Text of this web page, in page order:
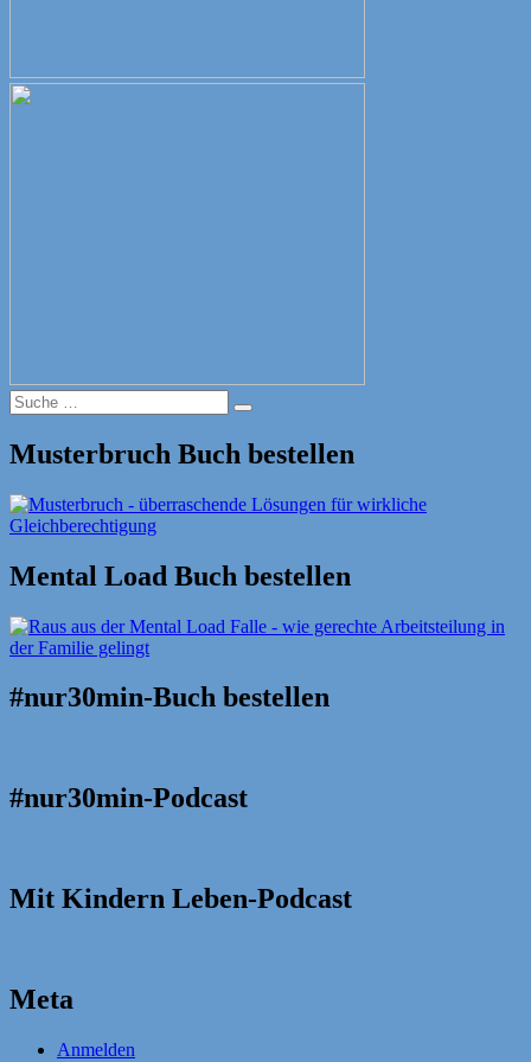
Suche
nach:
Suche
Musterbruch Buch bestellen
Mental Load Buch bestellen
#nur30min-Buch bestellen
#nur30min-Podcast
Mit Kindern Leben-Podcast
Meta
Anmelden